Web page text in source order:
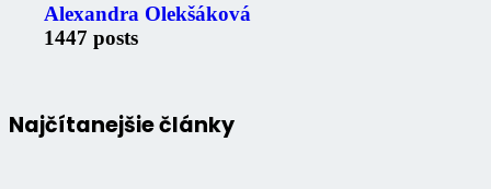
Alexandra Olekšáková
1447 posts
Najčítanejšie články